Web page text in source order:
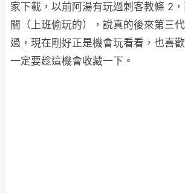
家下載，以前阿湯有玩過刺客教條 2
關（上班偷玩的），說真的後來第三
過，現在剛好正是機會玩看看，也喜
一定要趁這機會收藏一下。